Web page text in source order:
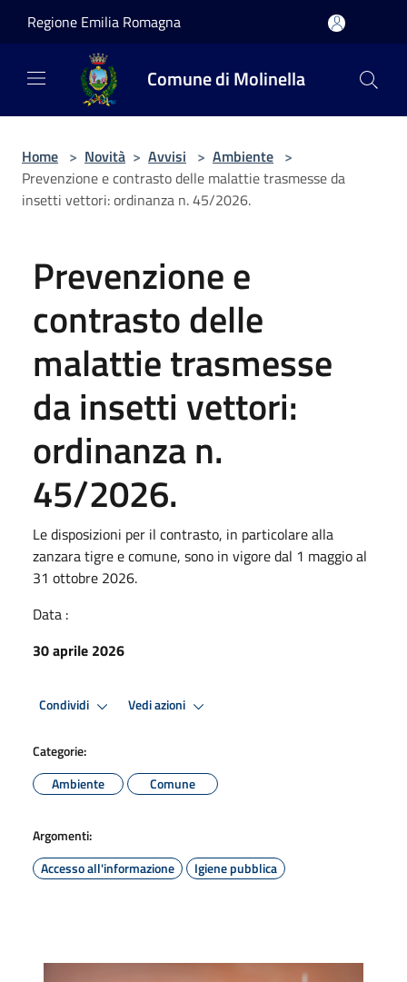
Regione Emilia Romagna
Comune di Molinella
Home > Novità > Avvisi > Ambiente >
Prevenzione e contrasto delle malattie trasmesse da
insetti vettori: ordinanza n. 45/2026.
Prevenzione e
contrasto delle
malattie trasmesse
da insetti vettori:
ordinanza n.
45/2026.
Le disposizioni per il contrasto, in particolare alla
zanzara tigre e comune, sono in vigore dal 1 maggio al
31 ottobre 2026.
Data :
30 aprile 2026
Condividi Vedi azioni
Categorie:
Ambiente
Comune
Argomenti:
Accesso all'informazione
Igiene pubblica